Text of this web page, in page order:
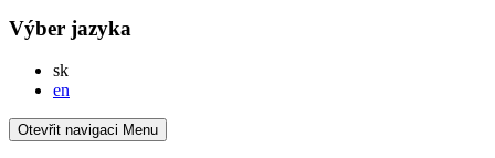
Výber jazyka
skSlovensky
en
Otevřit navigaci Menu